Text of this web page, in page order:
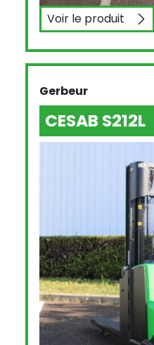
Voir le produitHELI CPYD18
Gerbeur
CESAB S212L